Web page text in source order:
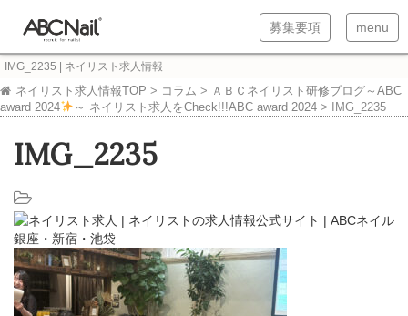
T
o
g
a
v
g
募集要項
T
o
g
a
menu
IMG_2235 | ネイリスト求人情報
ネイリスト求人情報TOP > コラム > ＡＢＣネイリスト研修ブログ～ABC
award 2024
～ ネイリスト求人をCheck!!!ABC award 2024> IMG_2235
IMG_2235